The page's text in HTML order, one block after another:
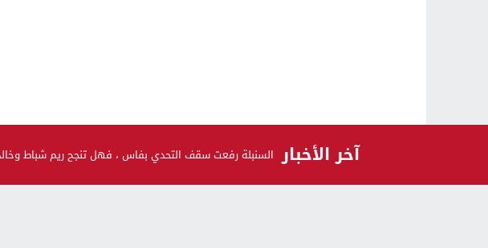
صحة و جمال
آخر الأخبار السنبلة رفعت سقف التحدي بفاس ، فهل تنجح ريم شباط